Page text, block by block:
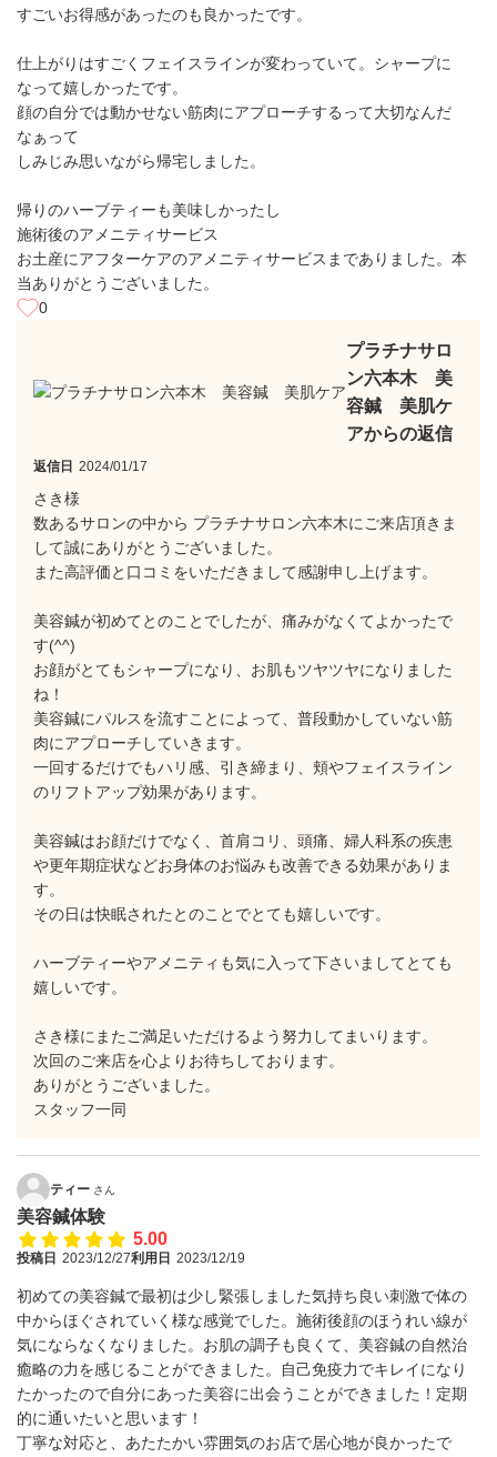
すごいお得感があったのも良かったです。
仕上がりはすごくフェイスラインが変わっていて。シャープに
なって嬉しかったです。
顔の自分では動かせない筋肉にアプローチするって大切なんだ
なぁって
しみじみ思いながら帰宅しました。
帰りのハーブティーも美味しかったし
施術後のアメニティサービス
お土産にアフターケアのアメニティサービスまでありました。本
当ありがとうございました。
0
プラチナサロ
ン六本木 美
容鍼 美肌ケ
アからの返信
返信日 2024/01/17
さき様
数あるサロンの中から プラチナサロン六本木にご来店頂きま
して誠にありがとうございました。
また高評価と口コミをいただきまして感謝申し上げます。
美容鍼が初めてとのことでしたが、痛みがなくてよかったで
す(^^)
お顔がとてもシャープになり、お肌もツヤツヤになりました
ね！
美容鍼にパルスを流すことによって、普段動かしていない筋
肉にアプローチしていきます。
一回するだけでもハリ感、引き締まり、頬やフェイスライン
のリフトアップ効果があります。
美容鍼はお顔だけでなく、首肩コリ、頭痛、婦人科系の疾患
や更年期症状などお身体のお悩みも改善できる効果がありま
す。
その日は快眠されたとのことでとても嬉しいです。
ハーブティーやアメニティも気に入って下さいましてとても
嬉しいです。
さき様にまたご満足いただけるよう努力してまいります。
次回のご来店を心よりお待ちしております。
ありがとうございました。
スタッフ一同
ティー さん
美容鍼体験
5.00
投稿日 2023/12/27利用日 2023/12/19
初めての美容鍼で最初は少し緊張しました気持ち良い刺激で体の
中からほぐされていく様な感覚でした。施術後顔のほうれい線が
気にならなくなりました。お肌の調子も良くて、美容鍼の自然治
癒略の力を感じることができました。自己免疫力でキレイになり
たかったので自分にあった美容に出会うことができました！定期
的に通いたいと思います！
丁寧な対応と、あたたかい雰囲気のお店で居心地が良かったで